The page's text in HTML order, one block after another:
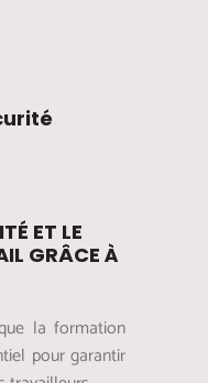
ET LE
GRÂCE À
la formation
pour garantir